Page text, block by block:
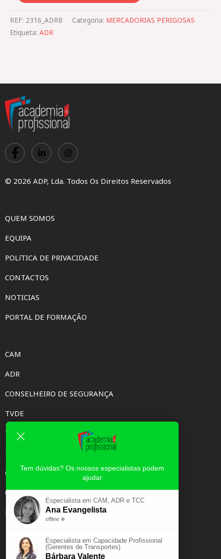
REF: 2316_ADRB Categoria: MERCADORIAS PERIGOSAS​
Etiqueta: ADR
© 2026 ADP, Lda. Todos Os Direitos Reservados
QUEM SOMOS
EQUIPA
POLíTICA DE PRIVACIDADE
CONTACTOS
NOTICIAS
PORTAL DE FORMAÇÃO
CAM
ADR
CONSELHEIRO DE SEGURANÇA
TVDE
TAXI
TCC
CAPACIDADE PROFISSIONAL
CURSOS E-LEARNING
EXAME PSICOTÉCNICO
Tem dúvidas? Os nossos especialistas podem
ajudar
Especialista em CAM, ADR e TCC
Ana Evangelista
offline
Especialista em Capacidade Profissional
(Gerentes de Transportes)
Bárbara Valente